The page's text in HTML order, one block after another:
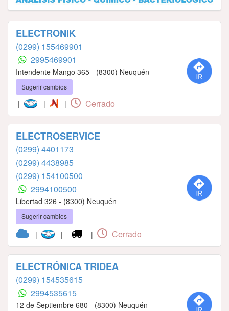
ELECTRONIK
(0299) 155469901
2995469901
Intendente Mango 365 - (8300) Neuquén
Sugerir cambios
| | | Cerrado
ELECTROSERVICE
(0299) 4401173
(0299) 4438985
(0299) 154100500
2994100500
Libertad 326 - (8300) Neuquén
Sugerir cambios
| | | Cerrado
ELECTRÓNICA TRIDEA
(0299) 154535615
2994535615
12 de Septiembre 680 - (8300) Neuquén